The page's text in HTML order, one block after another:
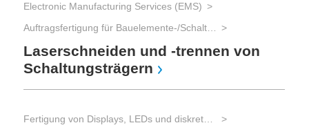
Electronic Manufacturing Services (EMS)
Auftragsfertigung für Bauelemente-/Schaltungsträgerherstellung
Laserschneiden und -trennen von
Schaltungsträgern
Fertigung von Displays, LEDs und diskreten Bauelementen